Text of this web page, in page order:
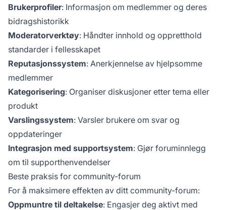
Brukerprofiler: Informasjon om medlemmer og deres
bidragshistorikk
Moderatorverktøy: Håndter innhold og oppretthold
standarder i fellesskapet
Reputasjonssystem: Anerkjennelse av hjelpsomme
medlemmer
Kategorisering: Organiser diskusjoner etter tema eller
produkt
Varslingssystem: Varsler brukere om svar og
oppdateringer
Integrasjon med supportsystem: Gjør foruminnlegg
om til supporthenvendelser
Beste praksis for community-forum
For å maksimere effekten av ditt community-forum:
Oppmuntre til deltakelse: Engasjer deg aktivt med